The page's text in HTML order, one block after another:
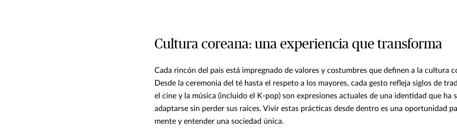
Cultura coreana: una experiencia que transforma
Cada rincón del país está impregnado de valores y costumbres que definen a la cultura
Desde la ceremonia del té hasta el respeto a los mayores, cada gesto refleja siglos de
el cine y la música (incluido el K-pop) son expresiones actuales de una identidad que ha
adaptarse sin perder sus raíces. Vivir estas prácticas desde dentro es una oportunidad
mente y entender una sociedad única.